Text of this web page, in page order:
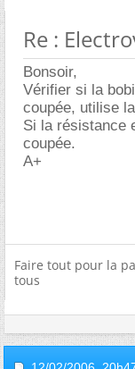
Re :
Bonsoir,
Vérifier si la
coupée, utilise
Si la résistance
coupée.
A+
Faire tout pour la
tous